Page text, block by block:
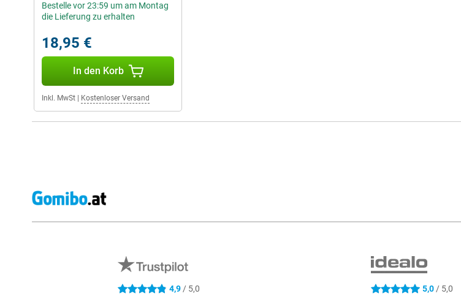
Bestelle vor 23:59 um am Montag
die Lieferung zu erhalten
18,95 €
In den Korb
Inkl. MwSt Kostenloser Versand
4.9 Sterne 4,9/ 5,0 5 Sterne 5,0/ 5,0